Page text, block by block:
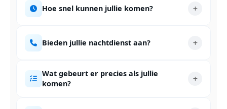
Hoe snel kunnen jullie komen?
Bieden jullie nachtdienst aan?
Wat gebeurt er precies als jullie
komen?